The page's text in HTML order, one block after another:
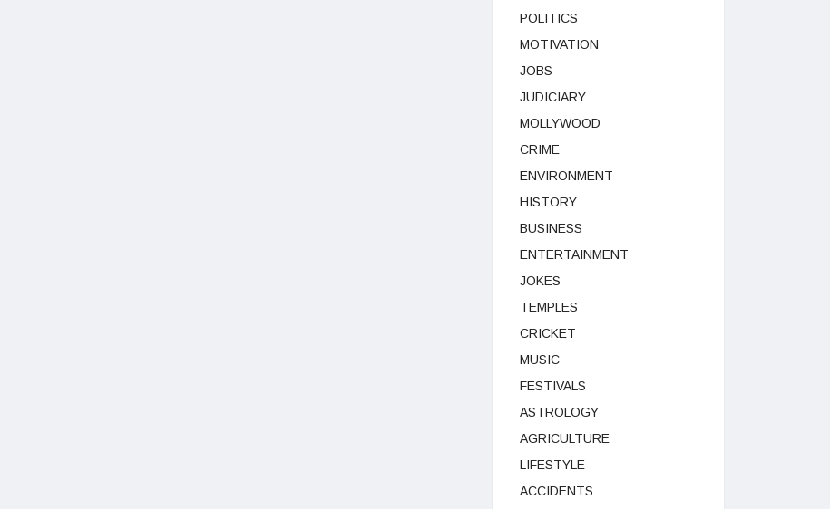
POLITICS
MOTIVATION
JOBS
JUDICIARY
MOLLYWOOD
CRIME
ENVIRONMENT
HISTORY
BUSINESS
ENTERTAINMENT
JOKES
TEMPLES
CRICKET
MUSIC
FESTIVALS
ASTROLOGY
AGRICULTURE
LIFESTYLE
ACCIDENTS